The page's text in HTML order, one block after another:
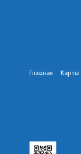
Главная Карты